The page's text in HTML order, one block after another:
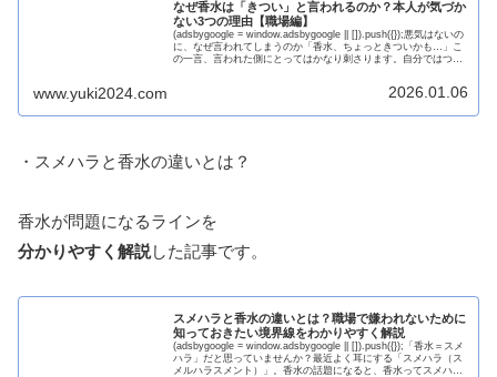
なぜ香水は「きつい」と言われるのか？本人が気づか
ない3つの理由【職場編】
(adsbygoogle = window.adsbygoogle || []).push({});悪気はないの
に、なぜ言われてしまうのか「香水、ちょっときついかも…」こ
の一言、言われた側にとってはかなり刺さります。自分ではつけ
www.yuki2024.com 2026.01.06
・スメハラと香水の違いとは？
香水が問題になるラインを
分かりやすく解説した記事です。
スメハラと香水の違いとは？職場で嫌われないために
知っておきたい境界線をわかりやすく解説
(adsbygoogle = window.adsbygoogle || []).push({});「香水＝スメ
ハラ」だと思っていませんか？最近よく耳にする「スメハラ（ス
メルハラスメント）」。香水の話題になると、香水ってスメハラ